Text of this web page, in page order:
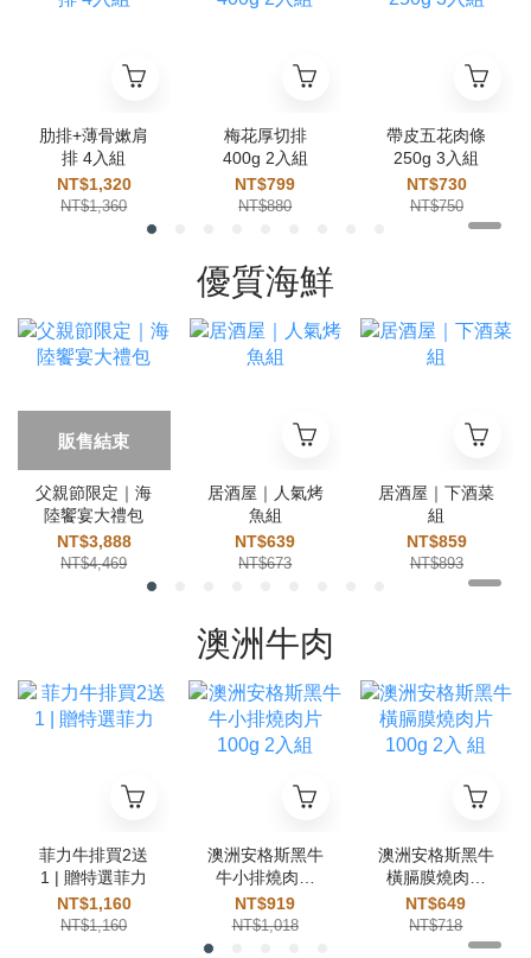
肋排+薄骨嫰肩
排 4入組
NT$1,320
NT$1,360
梅花厚切排
400g 2入組
NT$799
NT$880
帶皮五花肉條
250g 3入組
NT$730
NT$750
優質海鮮
販售結束
父親節限定｜海
陸饗宴大禮包
NT$3,888
NT$4,469
居酒屋｜人氣烤
魚組
NT$639
NT$673
居酒屋｜下酒菜
組
NT$859
NT$893
澳洲牛肉
菲力牛排買2送
1 | 贈特選菲力
NT$1,160
NT$1,160
澳洲安格斯黑牛
牛小排燒肉片
100g 2入組
NT$919
NT$1,018
澳洲安格斯黑牛
橫膈膜燒肉片
100g 2入 組
NT$649
NT$718